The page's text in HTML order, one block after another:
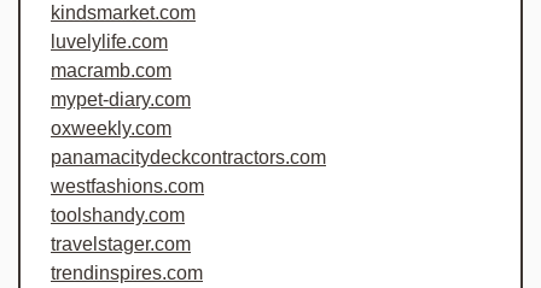
kindsmarket.com
luvelylife.com
macramb.com
mypet-diary.com
oxweekly.com
panamacitydeckcontractors.com
westfashions.com
toolshandy.com
travelstager.com
trendinspires.com